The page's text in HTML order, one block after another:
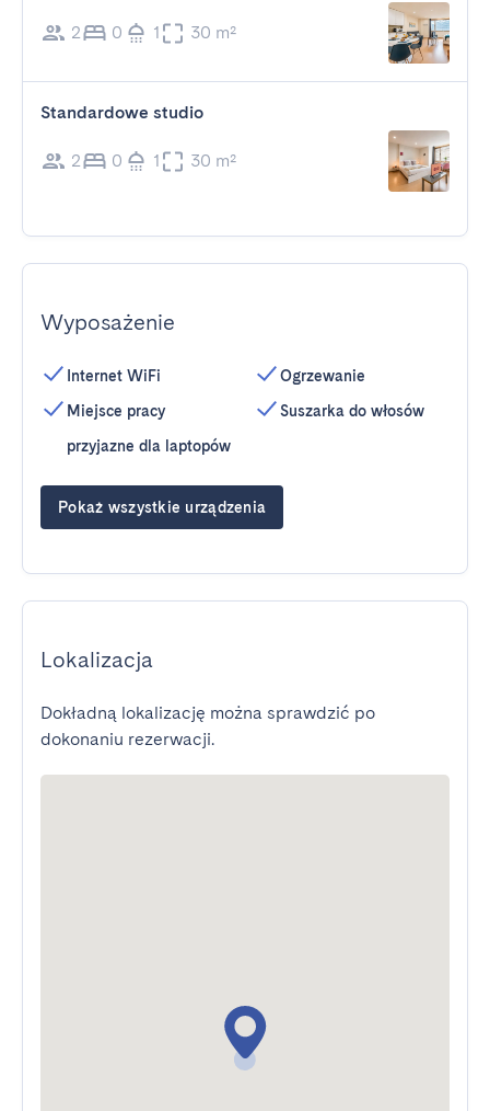
2 0 1 30 m²
Standardowe studio
2 0 1 30 m²
Wyposażenie
Internet WiFi
Miejsce pracy
przyjazne dla laptopów
Ogrzewanie
Suszarka do włosów
Pokaż wszystkie urządzenia
Lokalizacja
Dokładną lokalizację można sprawdzić po
dokonaniu rezerwacji.